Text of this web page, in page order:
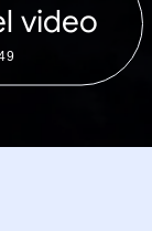
video